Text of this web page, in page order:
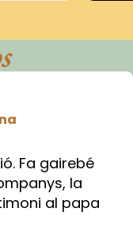
Fa gairebé
la
al papa